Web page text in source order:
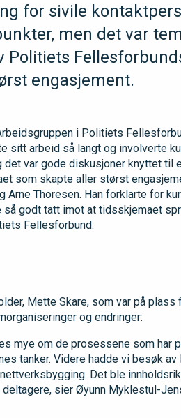
for sivile
men det var
engasjement.
i Politiets
sitt arbeid så langt og involverte
var gode diskusjoner knyttet til
som skapte aller størst
Arne Thoresen. Han forklarte for
godt tatt imot at tidsskjemaet
Fellesforbund.
Mette Skare, som var på
og endringer:
mye om de prosessene som har
tanker. Videre hadde vi besøk av
Det ble
sier Øyunn Myklestul-